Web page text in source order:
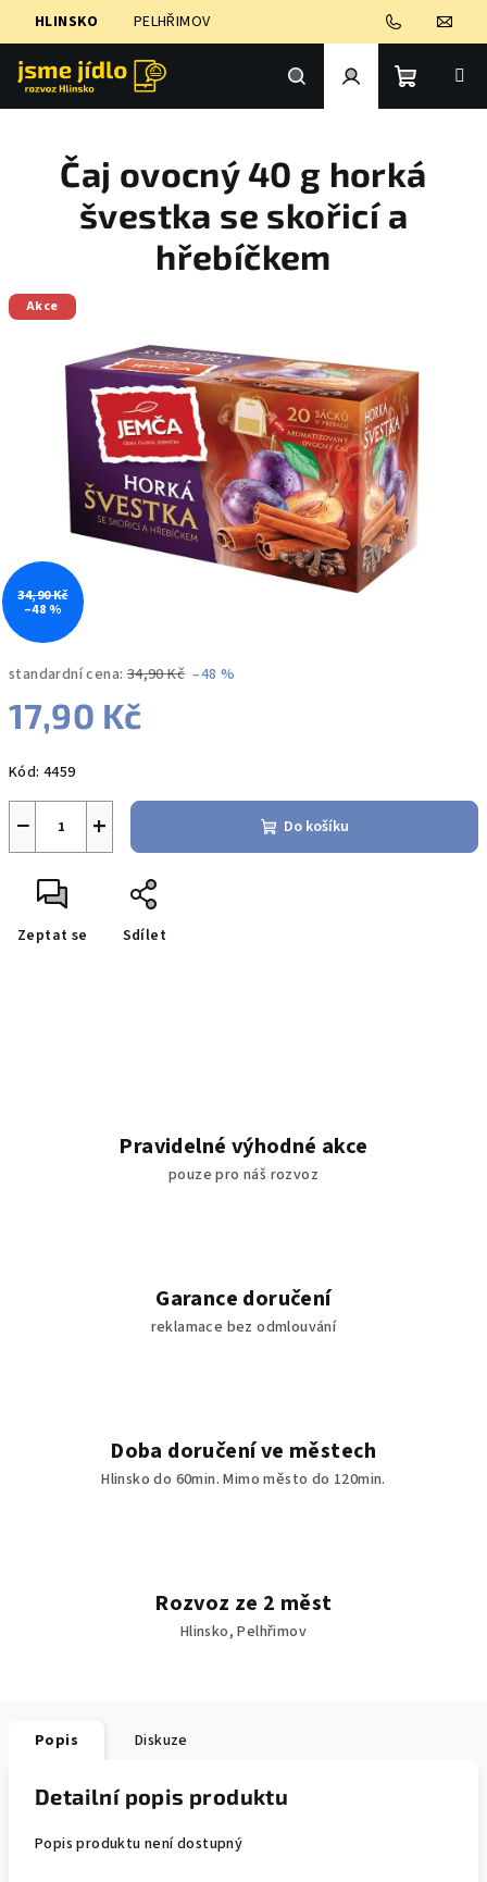
HLINSKO PELHŘIMOV
Hledat PřihlášeníNákupní
košík
standardní cena: 34,90 Kč –48 %
17,90 Kč
cena:
Kód: 4459
+
− Do košíku
Zeptat se Sdílet
Čaj ovocný 40 g horká
švestka se skořicí a
hřebíčkem
Akce
34,90 Kč
–48 %
Pravidelné výhodné akce
pouze pro náš rozvoz
Garance doručení
reklamace bez odmlouvání
Doba doručení ve městech
Hlinsko do 60min. Mimo město do 120min.
Rozvoz ze 2 měst
Hlinsko, Pelhřimov
Popis Diskuze
Detailní popis produktu
Popis produktu není dostupný